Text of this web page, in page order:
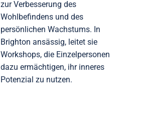
zur Verbesserung des
Wohlbefindens und des
persönlichen Wachstums. In
Brighton ansässig, leitet sie
Workshops, die Einzelpersonen
dazu ermächtigen, ihr inneres
Potenzial zu nutzen.